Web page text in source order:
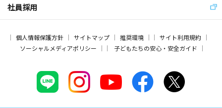
社員採用
個人情報保護方針 サイトマップ 推奨環境
サイト利用規約
ソーシャルメディアポリシー
子どもたちの安心・安全ガイド